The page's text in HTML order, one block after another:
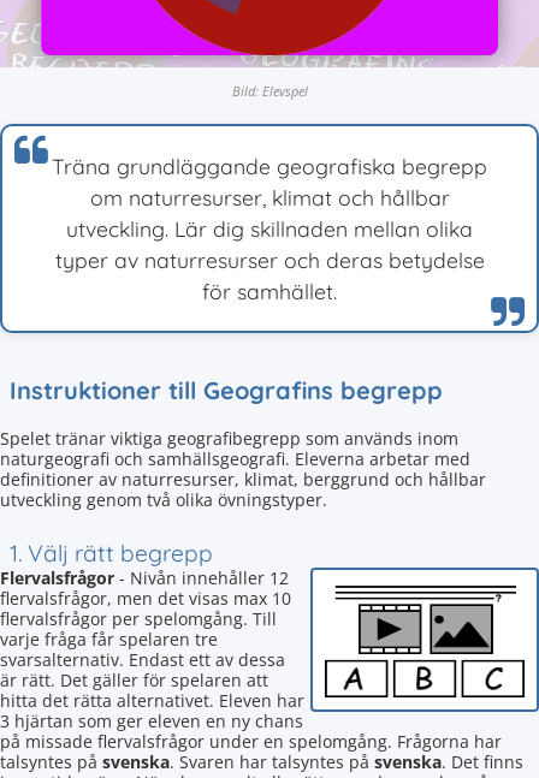
Bild: Elevspel
Träna grundläggande geografiska begrepp
om naturresurser, klimat och hållbar
utveckling. Lär dig skillnaden mellan olika
typer av naturresurser och deras betydelse
för samhället.
Instruktioner till Geografins begrepp
Spelet tränar viktiga geografibegrepp som används inom
naturgeografi och samhällsgeografi. Eleverna arbetar med
definitioner av naturresurser, klimat, berggrund och hållbar
utveckling genom två olika övningstyper.
1. Välj rätt begrepp
Flervalsfrågor - Nivån innehåller 12
flervalsfrågor, men det visas max 10
flervalsfrågor per spelomgång. Till
varje fråga får spelaren tre
svarsalternativ. Endast ett av dessa
är rätt. Det gäller för spelaren att
hitta det rätta alternativet. Eleven har
3 hjärtan som ger eleven en ny chans
på missade flervalsfrågor under en spelomgång. Frågorna har
talsyntes på svenska. Svaren har talsyntes på svenska. Det finns